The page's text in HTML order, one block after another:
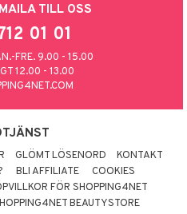
TILL OSS
01 01
FRE. 9.00 - 15.00
12.00 - 13.00
GLÖMT LÖSENORD
KONTAKT
BLI AFFILIATE
COOKIES
FÖR SHOPPING4NET
BEAUTYSTORE